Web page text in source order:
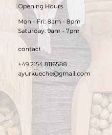
Opening Hours
Mon - Fri: 8am - 8pm
​Saturday: 9am - 7pm​
contact
+49 2154 8116588
ayurkueche@gmail.com